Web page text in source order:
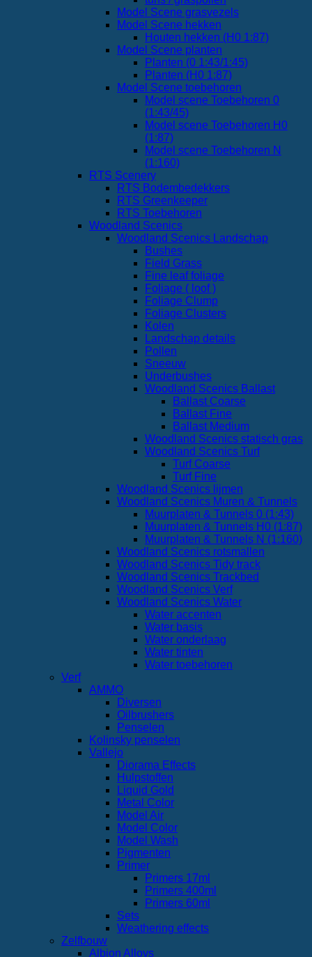
Model Scene grasvezels
Model Scene hekken
Houten hekken (H0 1:87)
Model Scene planten
Planten (0 1:43/1:45)
Planten (H0 1:87)
Model Scene toebehoren
Model scene Toebehoren 0
(1:43/45)
Model scene Toebehoren H0
(1:87)
Model scene Toebehoren N
(1:160)
RTS Scenery
RTS Bodembedekkers
RTS Greenkeeper
RTS Toebehoren
Woodland Scenics
Woodland Scenics Landschap
Bushes
Field Grass
Fine leaf foliage
Foliage ( loof )
Foliage Clump
Foliage Clusters
Kolen
Landschap details
Pollen
Sneeuw
Underbushes
Woodland Scenics Ballast
Ballast Coarse
Ballast Fine
Ballast Medium
Woodland Scenics statisch gras
Woodland Scenics Turf
Turf Coarse
Turf Fine
Woodland Scenics lijmen
Woodland Scenics Muren & Tunnels
Muurplaten & Tunnels 0 (1:43)
Muurplaten & Tunnels H0 (1:87)
Muurplaten & Tunnels N (1:160)
Woodland Scenics rotsmallen
Woodland Scenics Tidy track
Woodland Scenics Trackbed
Woodland Scenics Verf
Woodland Scenics Water
Water accenten
Water basis
Water onderlaag
Water tinten
Water toebehoren
Verf
AMMO
Diversen
Oilbrushers
Penselen
Kolinsky penselen
Vallejo
Diorama Effects
Hulpstoffen
Liquid Gold
Metal Color
Model Air
Model Color
Model Wash
Pigmenten
Primer
Primers 17ml
Primers 400ml
Primers 60ml
Sets
Weathering effects
Zelfbouw
Albion Alloys